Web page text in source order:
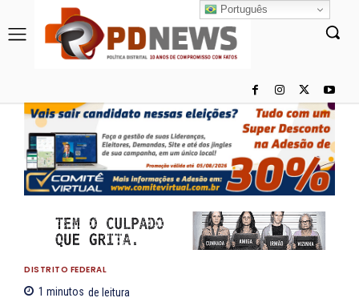
DISTRITO FEDERAL
1 minutos de leitura
Português